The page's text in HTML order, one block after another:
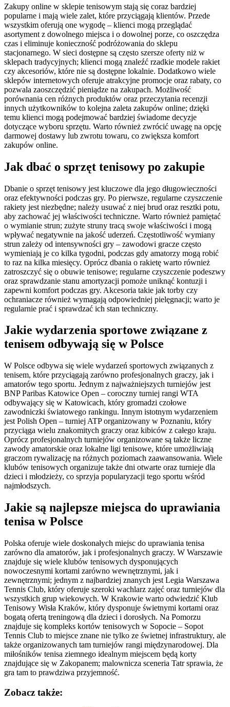
Zakupy online w sklepie tenisowym stają się coraz bardziej
popularne i mają wiele zalet, które przyciągają klientów. Przede
wszystkim oferują one wygodę – klienci mogą przeglądać
asortyment z dowolnego miejsca i o dowolnej porze, co oszczędza
czas i eliminuje konieczność podróżowania do sklepu
stacjonarnego. W sieci dostępne są często szersze oferty niż w
sklepach tradycyjnych; klienci mogą znaleźć rzadkie modele rakiet
czy akcesoriów, które nie są dostępne lokalnie. Dodatkowo wiele
sklepów internetowych oferuje atrakcyjne promocje oraz rabaty, co
pozwala zaoszczędzić pieniądze na zakupach. Możliwość
porównania cen różnych produktów oraz przeczytania recenzji
innych użytkowników to kolejna zaleta zakupów online; dzięki
temu klienci mogą podejmować bardziej świadome decyzje
dotyczące wyboru sprzętu. Warto również zwrócić uwagę na opcję
darmowej dostawy lub zwrotu towaru, co zwiększa komfort
zakupów online.
Jak dbać o sprzęt tenisowy po zakupie
Dbanie o sprzęt tenisowy jest kluczowe dla jego długowieczności
oraz efektywności podczas gry. Po pierwsze, regularne czyszczenie
rakiety jest niezbędne; należy usuwać z niej brud oraz resztki potu,
aby zachować jej właściwości techniczne. Warto również pamiętać
o wymianie strun; zużyte struny tracą swoje właściwości i mogą
wpływać negatywnie na jakość uderzeń. Częstotliwość wymiany
strun zależy od intensywności gry – zawodowi gracze często
wymieniają je co kilka tygodni, podczas gdy amatorzy mogą robić
to raz na kilka miesięcy. Oprócz dbania o rakietę warto również
zatroszczyć się o obuwie tenisowe; regularne czyszczenie podeszwy
oraz sprawdzanie stanu amortyzacji pomoże uniknąć kontuzji i
zapewni komfort podczas gry. Akcesoria takie jak torby czy
ochraniacze również wymagają odpowiedniej pielęgnacji; warto je
regularnie prać i sprawdzać ich stan techniczny.
Jakie wydarzenia sportowe związane z
tenisem odbywają się w Polsce
W Polsce odbywa się wiele wydarzeń sportowych związanych z
tenisem, które przyciągają zarówno profesjonalnych graczy, jak i
amatorów tego sportu. Jednym z najważniejszych turniejów jest
BNP Paribas Katowice Open – coroczny turniej rangi WTA
odbywający się w Katowicach, który gromadzi czołowe
zawodniczki światowego rankingu. Innym istotnym wydarzeniem
jest Polish Open – turniej ATP organizowany w Poznaniu, który
przyciąga wielu znakomitych graczy oraz kibiców z całego kraju.
Oprócz profesjonalnych turniejów organizowane są także liczne
zawody amatorskie oraz lokalne ligi tenisowe, które umożliwiają
graczom rywalizację na różnych poziomach zaawansowania. Wiele
klubów tenisowych organizuje także dni otwarte oraz turnieje dla
dzieci i młodzieży, co sprzyja popularyzacji tego sportu wśród
najmłodszych.
Jakie są najlepsze miejsca do uprawiania
tenisa w Polsce
Polska oferuje wiele doskonałych miejsc do uprawiania tenisa
zarówno dla amatorów, jak i profesjonalnych graczy. W Warszawie
znajduje się wiele klubów tenisowych dysponujących
nowoczesnymi kortami zarówno wewnętrznymi, jak i
zewnętrznymi; jednym z najbardziej znanych jest Legia Warszawa
Tennis Club, który oferuje szeroki wachlarz zajęć oraz turniejów dla
wszystkich grup wiekowych. W Krakowie warto odwiedzić Klub
Tenisowy Wisła Kraków, który dysponuje świetnymi kortami oraz
bogatą ofertą treningową dla dzieci i dorosłych. Na Pomorzu
znajduje się kompleks kortów tenisowych w Sopocie – Sopot
Tennis Club to miejsce znane nie tylko ze świetnej infrastruktury, ale
także organizowanych tam turniejów rangi międzynarodowej. Dla
miłośników tenisa ziemnego idealnym miejscem będą korty
znajdujące się w Zakopanem; malownicza sceneria Tatr sprawia, że
gra tam to prawdziwa przyjemność.
Zobacz także: